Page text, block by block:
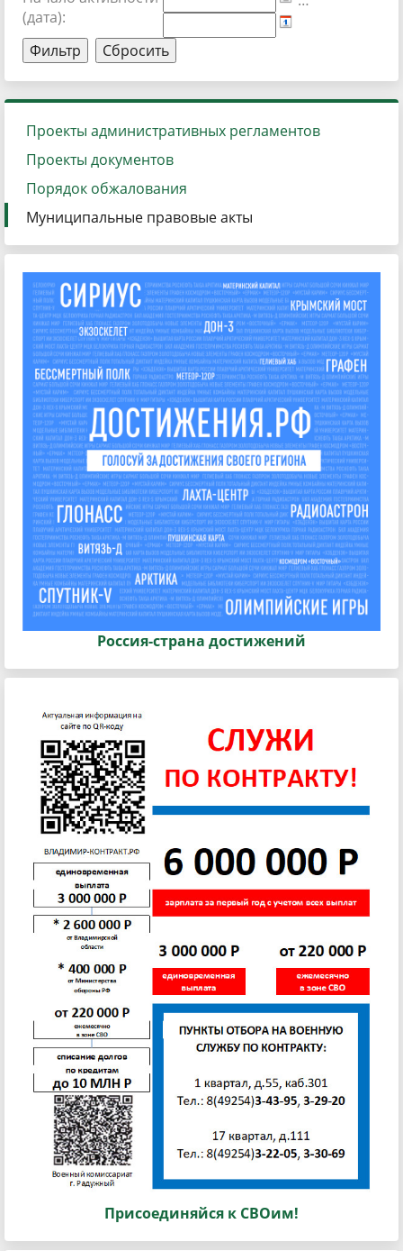
(дата):
Проекты административных регламентов
Проекты документов
Порядок обжалования
Муниципальные правовые акты
Россия-страна достижений
Присоединяйся к СВОим!